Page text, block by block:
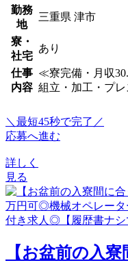
勤務
地
三重県 津市
寮・
社宅
あり
仕事
内容
≪寮完備・月収
組立・加工・プレ
＼最短45秒で完了／
応募へ進む
詳しく
見る
【お盆前の入